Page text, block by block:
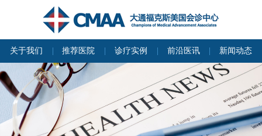
关于我们 推荐医院 诊疗实例 前沿医讯 新闻动态